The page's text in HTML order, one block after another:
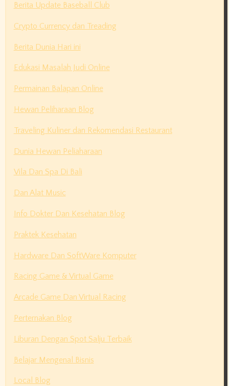
Berita Update Baseball Club
Crypto Currency dan Treading
Berita Dunia Hari ini
Edukasi Masalah Judi Online
Permainan Balapan Online
Hewan Peliharaan Blog
Traveling Kuliner dan Rekomendasi Restaurant
Dunia Hewan Peliaharaan
Vila Dan Spa Di Bali
Dan Alat Music
Info Dokter Dan Kesehatan Blog
Praktek Kesehatan
Hardware Dan SoftWare Komputer
Racing Game & Virtual Game
Arcade Game Dan Virtual Racing
Perternakan Blog
Liburan Dengan Spot Salju Terbaik
Belajar Mengenal Bisnis
Local Blog